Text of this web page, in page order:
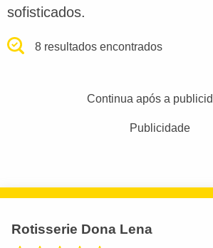
sofisticados.
8 resultados encontrados
Continua após a
Publicidade
Rotisserie Dona Lena